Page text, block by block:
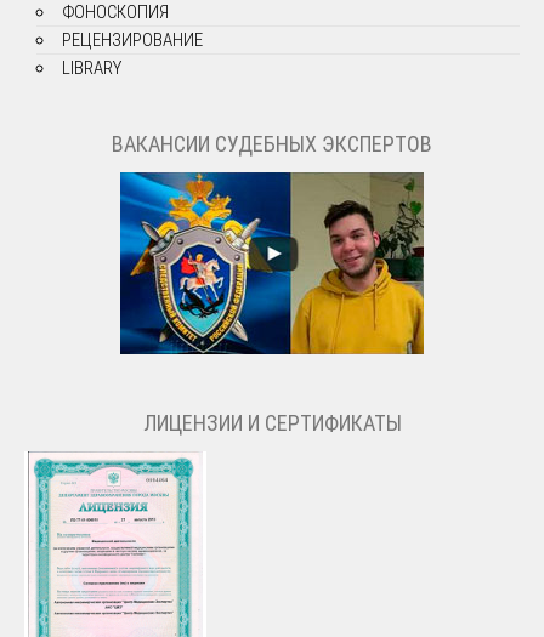
ФОНОСКОПИЯ
РЕЦЕНЗИРОВАНИЕ
LIBRARY
ВАКАНСИИ СУДЕБНЫХ ЭКСПЕРТОВ
ЛИЦЕНЗИИ И СЕРТИФИКАТЫ